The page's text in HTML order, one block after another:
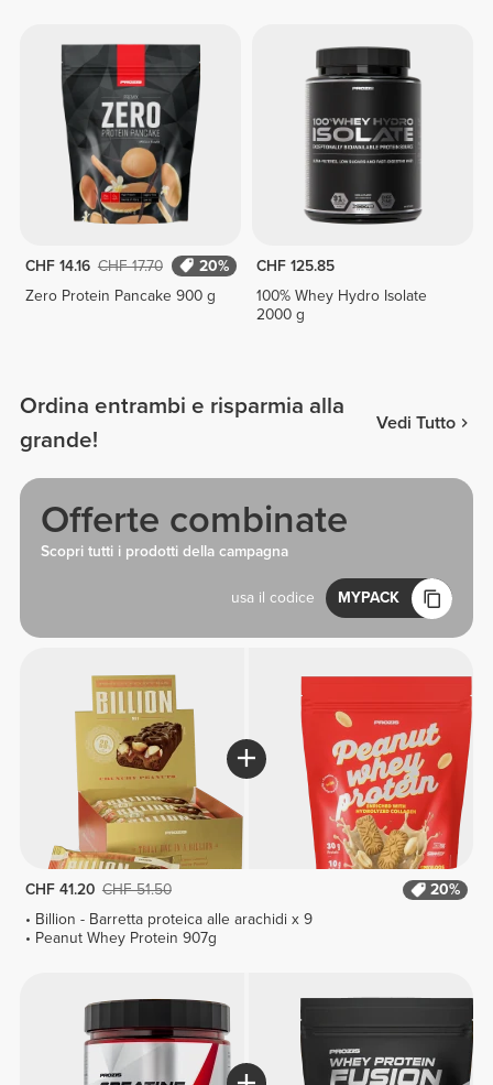
CHF 14.16 CHF 17.70
20%
Zero Protein Pancake 900 g
CHF 125.85
100% Whey Hydro Isolate
2000 g
Ordina entrambi e risparmia alla
grande!
Vedi Tutto
Offerte combinate
Scopri tutti i prodotti della campagna
usa il codice MYPACK
CHF 41.20 CHF 51.50
20%
Billion - Barretta proteica alle arachidi x 9
Peanut Whey Protein 907g